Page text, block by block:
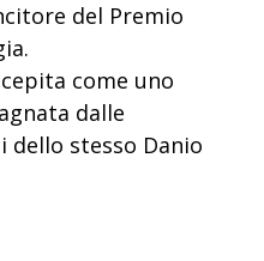
del Premio
come uno
dalle
dello stesso Danio